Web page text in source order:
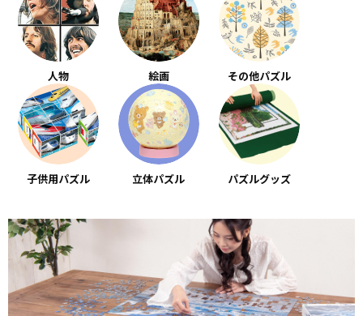
人物 絵画 その他パズル
子供用パズル 立体パズル パズルグッズ